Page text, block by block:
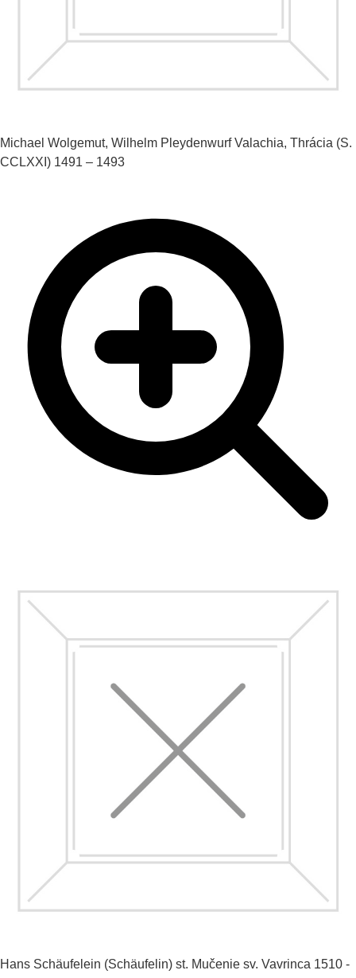
Michael Wolgemut, Wilhelm Pleydenwurf Valachia, Thrácia (S.
CCLXXI) 1491 – 1493
Hans Schäufelein (Schäufelin) st. Mučenie sv. Vavrinca 1510 -